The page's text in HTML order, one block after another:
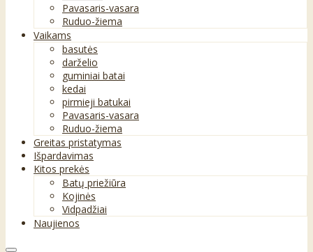
Pavasaris-vasara
Ruduo-žiema
Vaikams
basutės
darželio
guminiai batai
kedai
pirmieji batukai
Pavasaris-vasara
Ruduo-žiema
Greitas pristatymas
Išpardavimas
Kitos prekės
Batų priežiūra
Kojinės
Vidpadžiai
Naujienos